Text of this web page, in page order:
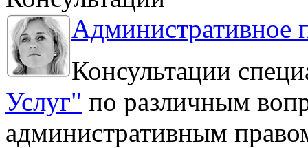
Административное
Консультации
Услуг" по различным
административным